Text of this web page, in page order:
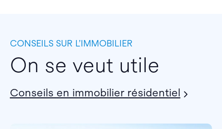
CONSEILS SUR L’IMMOBILIER
On se veut utile
Conseils en immobilier résidentiel